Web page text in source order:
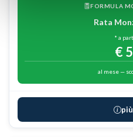
FORMULA
Rata
* a
€
al mese —